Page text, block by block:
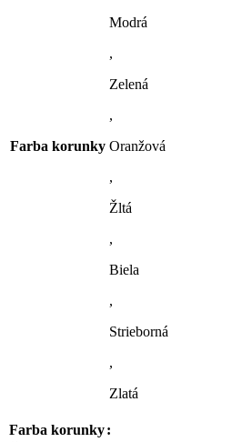
Farba korunky
Modrá
,
Zelená
,
Oranžová
,
Žltá
,
Biela
,
Strieborná
,
Zlatá
Farba korunky